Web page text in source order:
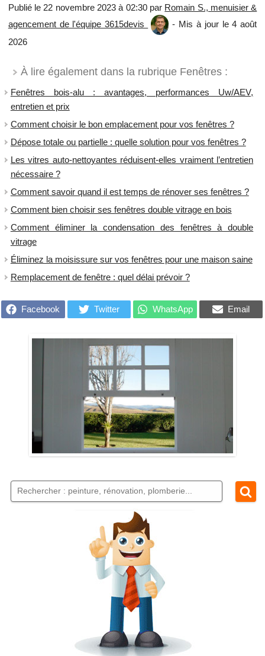
Publié le 22 novembre 2023 à 02:30 par Romain S., menuisier &
agencement de l'équipe 3615devis
- Mis à jour le 4 août
2026
À lire également dans la rubrique Fenêtres :
Fenêtres bois-alu : avantages, performances Uw/AEV,
entretien et prix
Comment choisir le bon emplacement pour vos fenêtres ?
Dépose totale ou partielle : quelle solution pour vos fenêtres ?
Les vitres auto-nettoyantes réduisent-elles vraiment l’entretien
nécessaire ?
Comment savoir quand il est temps de rénover ses fenêtres ?
Comment bien choisir ses fenêtres double vitrage en bois
Comment éliminer la condensation des fenêtres à double
vitrage
Éliminez la moisissure sur vos fenêtres pour une maison saine
Remplacement de fenêtre : quel délai prévoir ?
Facebook Twitter WhatsApp Email